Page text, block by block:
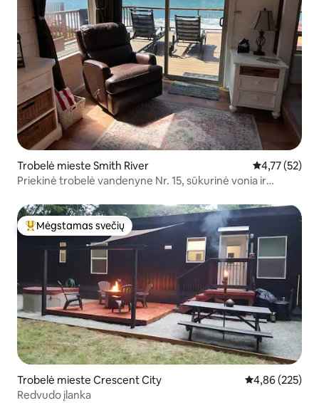
Trobelė mieste Smith River Vidutinis
4,77 (52)
Priekinė trobelė vandenyne Nr. 15, sūkurinė vonia ir
Svečių mėgstamiausias
Mėgstamas svečių
Trobelė mieste Crescent City Vidutinis
4,86 (225)
Redvudo įlanka